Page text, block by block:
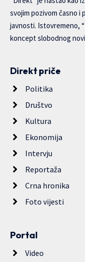
svojim pozivom časno i
javnosti. Istovremeno,
koncept slobodnog
Direkt priče
Politika
Društvo
Kultura
Ekonomija
Intervju
Reportaža
Crna hronika
Foto vijesti
Portal
Video